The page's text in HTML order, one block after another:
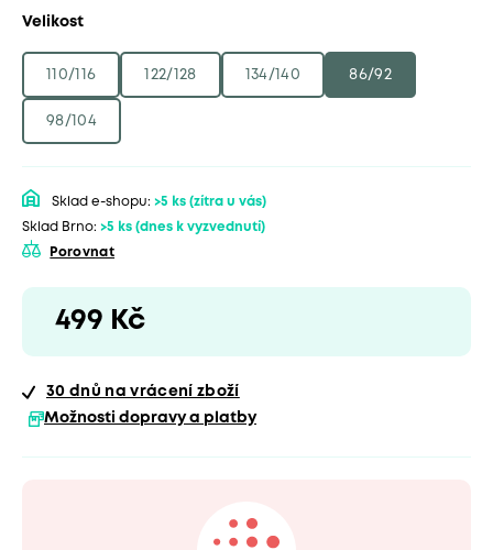
Velikost
110/116 122/128 134/140 86/92
98/104
Sklad e-shopu: >5 ks (zítra u vás)
Sklad Brno: >5 ks (dnes k vyzvednutí)
Porovnat
499 Kč
30 dnů na vrácení zboží
Možnosti dopravy a platby